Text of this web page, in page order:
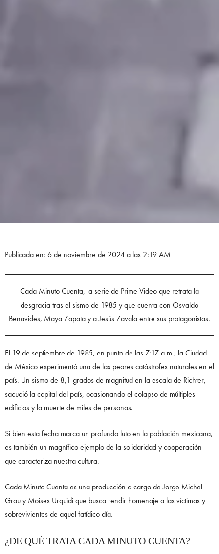
Publicada en: 6 de noviembre de 2024 a las 2:19 AM
Cada Minuto Cuenta, la serie de Prime Video que retrata la
desgracia tras el sismo de 1985 y que cuenta con Osvaldo
Benavides, Maya Zapata y a Jesús Zavala entre sus protagonistas.
El 19 de septiembre de 1985, en punto de las 7:17 a.m., la Ciudad
de México experimentó una de las peores catástrofes naturales en el
país. Un sismo de 8,1 grados de magnitud en la escala de Richter,
sacudió la capital del país, ocasionando el colapso de múltiples
edificios y la muerte de miles de personas.
Si bien esta fecha marca un profundo luto en la población mexicana,
es también un magnífico ejemplo de la solidaridad y cooperación
que caracteriza nuestra cultura.
Cada Minuto Cuenta es una producción a cargo de Jorge Michel
Grau y Moises Urquidi que busca rendir homenaje a las víctimas y
sobrevivientes de aquel fatídico día.
¿DE QUÉ TRATA CADA MINUTO CUENTA?